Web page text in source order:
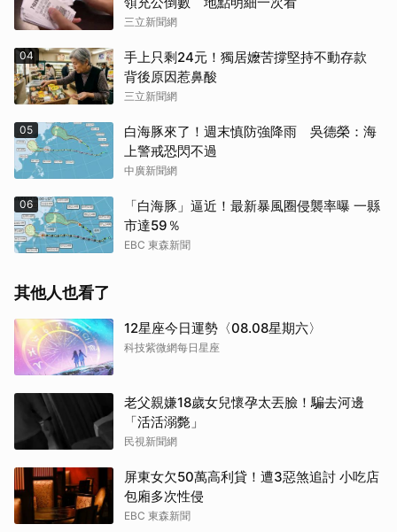
三立新聞網
04
手上只剩24元！獨居嬤苦撐堅持不動存款
背後原因惹鼻酸
三立新聞網
05
白海豚來了！週末慎防強降雨 吳德榮：海
上警戒恐閃不過
中廣新聞網
06
「白海豚」逼近！最新暴風圈侵襲率曝 一縣
市達59％
EBC 東森新聞
其他人也看了
12星座今日運勢〈08.08星期六〉
科技紫微網每日星座
老父親嫌18歲女兒懷孕太丟臉！騙去河邊
「活活溺斃」
民視新聞網
屏東女欠50萬高利貸！遭3惡煞追討 小吃店
包廂多次性侵
EBC 東森新聞